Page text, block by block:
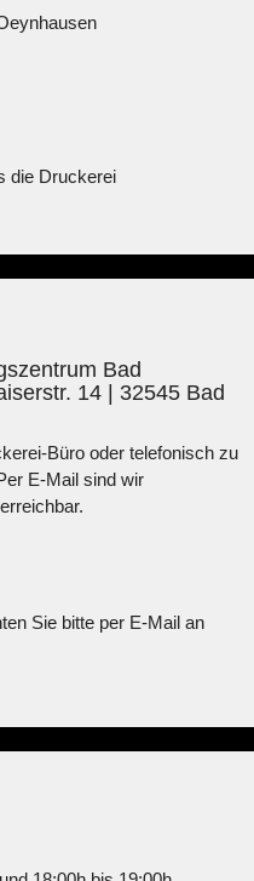
die Druckerei
Bad
14 | 32545 Bad
Büro oder telefonisch zu
E-Mail sind wir
Sie bitte per E-Mail an